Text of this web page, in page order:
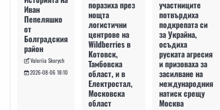
Иван
Пепеляшко
от
Болградския
район
Valeriia Skorych
2026-08-06 18:10
поразиха през
нощта
логистични
центрове на
Wildberries в
Котовск,
Тамбовска
област, и в
Електростал,
Московска
област
участниците
потвърдиха
подкрепата си
за Украйна,
осъдиха
руската агресия
и призоваха за
засилване на
международния
натиск срещу
Москва